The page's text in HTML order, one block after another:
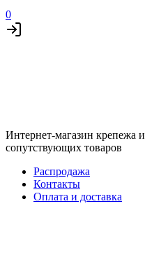
0
Интернет-магазин крепежа и
сопутствующих товаров
Распродажа
Контакты
Оплата и доставка